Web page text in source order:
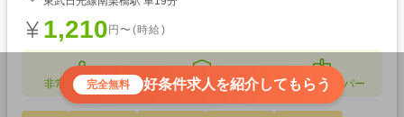
1,210 円〜(時給)
非常勤・パート 障がい者支援施設 介護職・ヘルパー
完全無料 好条件求人を紹介してもらう